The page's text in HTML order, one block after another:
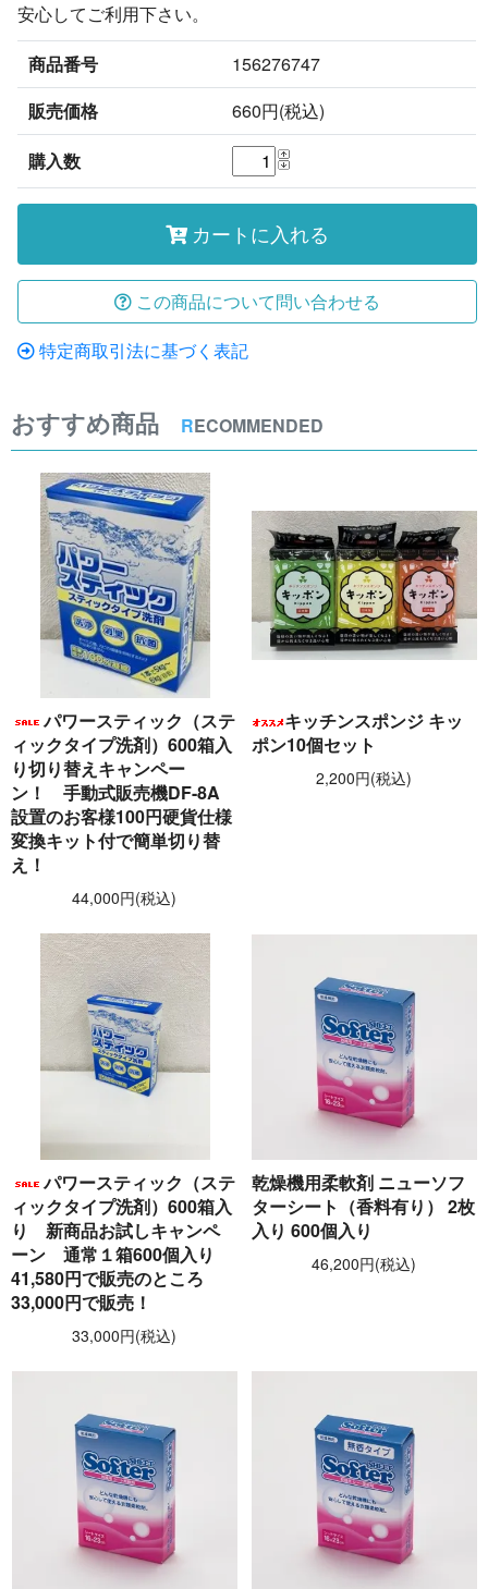
安心してご利用下さい。
商品番号
156276747
販売価格
660円(税込)
購入数
カートに入れる
この商品について問い合わせる
特定商取引法に基づく表記
おすすめ商品 RECOMMENDED
パワースティック（ステ
ィックタイプ洗剤）600箱入
り切り替えキャンペー
ン！ 手動式販売機DF-8A
設置のお客様100円硬貨仕様
変換キット付で簡単切り替
え！
44,000円(税込)
キッチンスポンジ キッ
ポン10個セット
2,200円(税込)
パワースティック（ステ
ィックタイプ洗剤）600箱入
り 新商品お試しキャンペ
ーン 通常１箱600個入り
41,580円で販売のところ
33,000円で販売！
33,000円(税込)
乾燥機用柔軟剤 ニューソフ
ターシート（香料有り） 2枚
入り 600個入り
46,200円(税込)